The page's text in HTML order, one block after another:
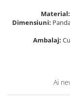
Material:
Dimensiuni:
Ambalaj:
Ai